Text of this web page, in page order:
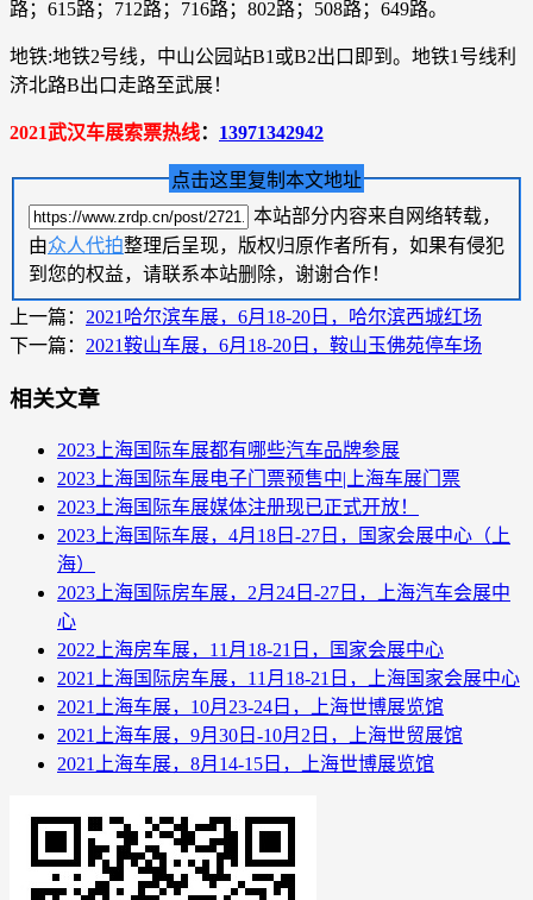
路；615路；712路；716路；802路；508路；649路。
地铁:地铁2号线，中山公园站B1或B2出口即到。地铁1号线利
济北路B出口走路至武展！
2021武汉车展索票热线： 13971342942
点击这里复制本文地址
本站部分内容来自网络转载，
由众人代拍整理后呈现，版权归原作者所有，如果有侵犯
到您的权益，请联系本站删除，谢谢合作！
上一篇： 2021哈尔滨车展，6月18-20日，哈尔滨西城红场
下一篇： 2021鞍山车展，6月18-20日，鞍山玉佛苑停车场
相关文章
2023上海国际车展都有哪些汽车品牌参展
2023上海国际车展电子门票预售中|上海车展门票
2023上海国际车展媒体注册现已正式开放！
2023上海国际车展，4月18日-27日，国家会展中心（上
海）
2023上海国际房车展，2月24日-27日，上海汽车会展中
心
2022上海房车展，11月18-21日，国家会展中心
2021上海国际房车展，11月18-21日，上海国家会展中心
2021上海车展，10月23-24日，上海世博展览馆
2021上海车展，9月30日-10月2日，上海世贸展馆
2021上海车展，8月14-15日，上海世博展览馆